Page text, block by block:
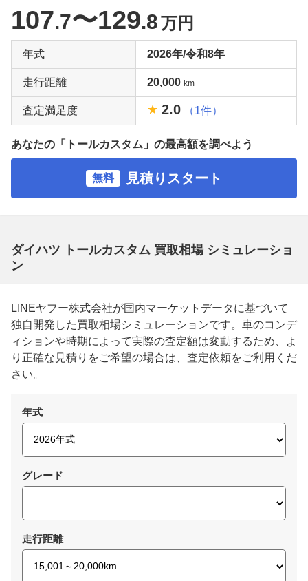
107.7〜129.8万円
年式 2026年/令和8年
走行距離 20,000 km
査定満足度 2.0 （1件）
あなたの「トールカスタム」の最高額を調べよう
無料 見積りスタート
ダイハツ トールカスタム 買取相場 シミュレーショ
ン
LINEヤフー株式会社が国内マーケットデータに基づいて
独自開発した買取相場シミュレーションです。車のコンデ
ィションや時期によって実際の査定額は変動するため、よ
り正確な見積りをご希望の場合は、査定依頼をご利用くだ
さい。
年式
グレード
走行距離